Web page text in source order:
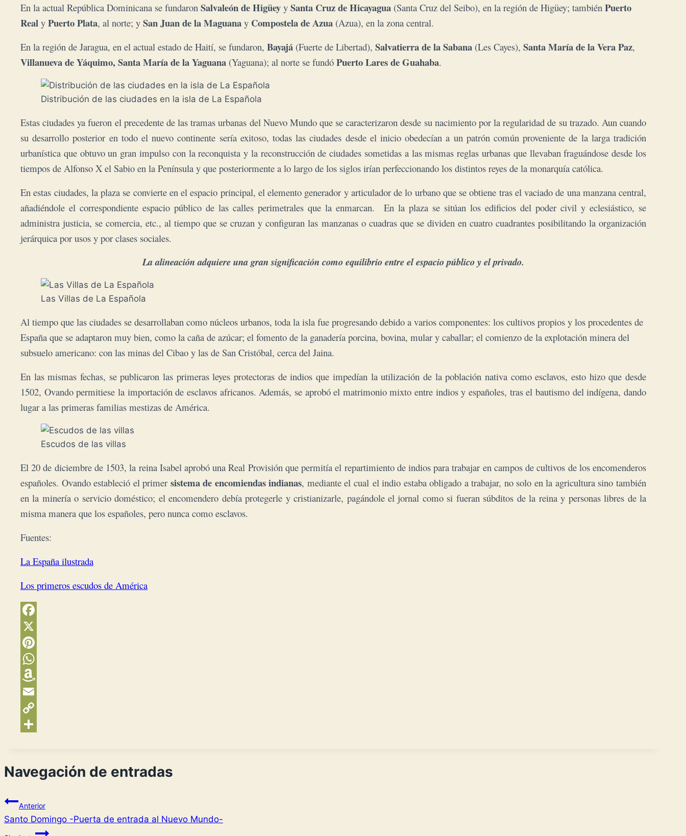
En la actual República Dominicana se fundaron Salvaleón de Higüey y Santa Cruz de Hicayagua (Santa Cruz del Seibo), en la región de Higüey; también Puerto
Real y Puerto Plata, al norte; y San Juan de la Maguana y Compostela de Azua (Azua), en la zona central.
En la región de Jaragua, en el actual estado de Haití, se fundaron, Bayajá (Fuerte de Libertad), Salvatierra de la Sabana (Les Cayes), Santa María de la Vera Paz,
Villanueva de Yáquimo, Santa María de la Yaguana (Yaguana); al norte se fundó Puerto Lares de Guahaba.
Distribución de las ciudades en la isla de La Española
Estas ciudades ya fueron el precedente de las tramas urbanas del Nuevo Mundo que se caracterizaron desde su nacimiento por la regularidad de su trazado. Aun cuando
su desarrollo posterior en todo el nuevo continente sería exitoso, todas las ciudades desde el inicio obedecían a un patrón común proveniente de la larga tradición
urbanística que obtuvo un gran impulso con la reconquista y la reconstrucción de ciudades sometidas a las mismas reglas urbanas que llevaban fraguándose desde los
tiempos de Alfonso X el Sabio en la Península y que posteriormente a lo largo de los siglos irían perfeccionando los distintos reyes de la monarquía católica.
En estas ciudades, la plaza se convierte en el espacio principal, el elemento generador y articulador de lo urbano que se obtiene tras el vaciado de una manzana central,
añadiéndole el correspondiente espacio público de las calles perimetrales que la enmarcan. En la plaza se sitúan los edificios del poder civil y eclesiástico, se
administra justicia, se comercia, etc., al tiempo que se cruzan y configuran las manzanas o cuadras que se dividen en cuatro cuadrantes posibilitando la organización
jerárquica por usos y por clases sociales.
La alineación adquiere una gran significación como equilibrio entre el espacio público y el privado.
Las Villas de La Española
Al tiempo que las ciudades se desarrollaban como núcleos urbanos, toda la isla fue progresando debido a varios componentes: los cultivos propios y los procedentes de
España que se adaptaron muy bien, como la caña de azúcar; el fomento de la ganadería porcina, bovina, mular y caballar; el comienzo de la explotación minera del
subsuelo americano: con las minas del Cibao y las de San Cristóbal, cerca del Jaina.
En las mismas fechas, se publicaron las primeras leyes protectoras de indios que impedían la utilización de la población nativa como esclavos, esto hizo que desde
1502, Ovando permitiese la importación de esclavos africanos. Además, se aprobó el matrimonio mixto entre indios y españoles, tras el bautismo del indígena, dando
lugar a las primeras familias mestizas de América.
Escudos de las villas
El 20 de diciembre de 1503, la reina Isabel aprobó una Real Provisión que permitía el repartimiento de indios para trabajar en campos de cultivos de los encomenderos
españoles. Ovando estableció el primer sistema de encomiendas indianas, mediante el cualel indio estaba obligado a trabajar, no solo en la agricultura sino también
en la minería o servicio doméstico; el encomendero debía protegerle y cristianizarle, pagándole el jornal como si fueran súbditos de la reina y personas libres de la
misma manera que los españoles, pero nunca como esclavos.
Fuentes:
La España ilustrada
Los primeros escudos de América
Facebook
X
Pinterest
WhatsApp
Amazon
Wish
List
Email
Copy
Navegación de entradas
Anterior
Santo Domingo -Puerta de entrada al Nuevo Mundo-